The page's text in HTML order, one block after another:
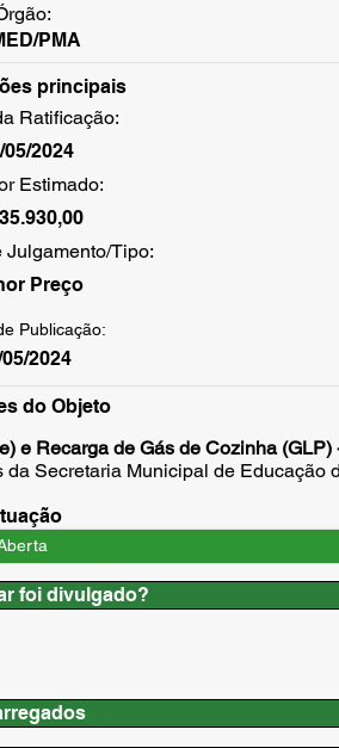
PMA
principais
Ratificação:
05/2024
Estimado:
Julgamento/Tipo:
Preço
Publicação:
2024
do Objeto
e Recarga de Gás de Cozinha (GLP)
Secretaria Municipal de Educação
foi divulgado?